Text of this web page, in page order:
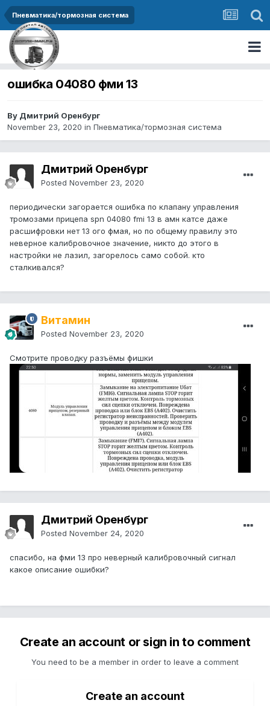
Пневматика/тормозная система
ошибка 04080 фми 13
By Дмитрий Оренбург
November 23, 2020 in Пневматика/тормозная система
Дмитрий Оренбург
Posted November 23, 2020
периодически загорается ошибка по клапану управления
тромозами прицепа spn 04080 fmi 13 в амн катсе даже
расшифровки нет 13 ого фмая, но по общему правилу это
неверное калибровочное значение, никто до этого в
настройки не лазил, загорелось само собой. кто
сталкивался?
Витамин
Posted November 23, 2020
Смотрите проводку разъёмы фишки
Дмитрий Оренбург
Posted November 24, 2020
спасибо, на фми 13 про неверный калибровочный сигнал
какое описание ошибки?
Create an account or sign in to comment
You need to be a member in order to leave a comment
Create an account